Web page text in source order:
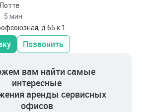
5 мин
д 65 к 1
Позвонить
вам найти самые
интересные
аренды сервисных
офисов